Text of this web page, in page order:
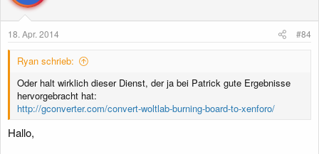
18. Apr. 2014 #84
Ryan schrieb:
Oder halt wirklich dieser Dienst, der ja bei Patrick gute Ergebnisse
hervorgebracht hat:
http://gconverter.com/convert-woltlab-burning-board-to-xenforo/
Hallo,